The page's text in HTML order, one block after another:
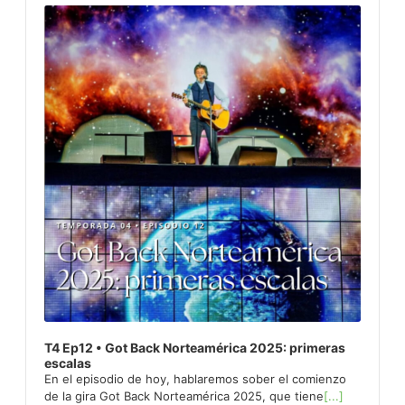
Player
T4 Ep12 • Got Back Norteamérica 2025: primeras
escalas
En el episodio de hoy, hablaremos sober el comienzo
de la gira Got Back Norteamérica 2025, que tiene[...]